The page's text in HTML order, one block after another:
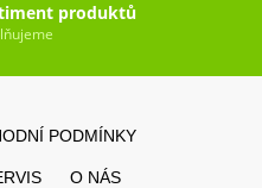
produktů
PODMÍNKY
O NÁS